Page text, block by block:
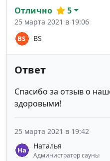
BS
Отлично 5
25 марта 2021 в 19:06
Ответ
Спасибо за отзыв о
здоровыми!
Наталья
Администратор сауны
25 марта 2021 в 19:42